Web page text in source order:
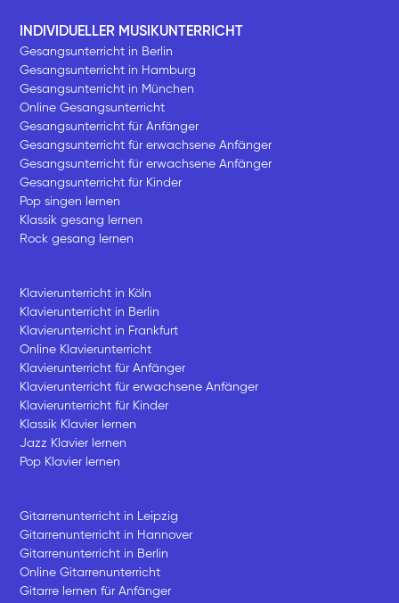
INDIVIDUELLER MUSIKUNTERRICHT
Gesangsunterricht in Berlin
Gesangsunterricht in Hamburg
Gesangsunterricht in München
Online Gesangsunterricht
Gesangsunterricht für Anfänger
Gesangsunterricht für erwachsene Anfänger
Gesangsunterricht für erwachsene Anfänger
Gesangsunterricht für Kinder
Pop singen lernen
Klassik gesang lernen
Rock gesang lernen
Klavierunterricht in Köln
Klavierunterricht in Berlin
Klavierunterricht in Frankfurt
Online Klavierunterricht
Klavierunterricht für Anfänger
Klavierunterricht für erwachsene Anfänger
Klavierunterricht für Kinder
Klassik Klavier lernen
Jazz Klavier lernen
Pop Klavier lernen
Gitarrenunterricht in Leipzig
Gitarrenunterricht in Hannover
Gitarrenunterricht in Berlin
Online Gitarrenunterricht
Gitarre lernen für Anfänger